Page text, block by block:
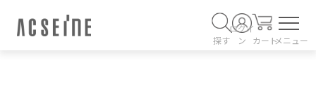
探す
ログイ
ン
カートメニュー